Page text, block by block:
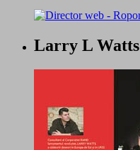
Larry L Watts